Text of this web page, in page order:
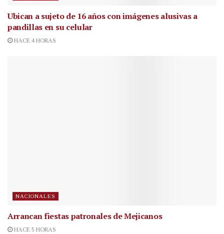
Ubican a sujeto de 16 años con imágenes alusivas a
pandillas en su celular
HACE 4 HORAS
NACIONALES
Arrancan fiestas patronales de Mejicanos
HACE 5 HORAS